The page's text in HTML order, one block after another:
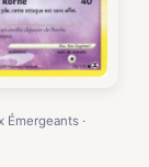
Émergeants ·